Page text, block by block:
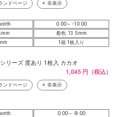
ンドページ 非表示
0.00～ -10.00
着色: 13.5mm
1箱 1枚入り
リーズ 度あり 1枚入 カカオ
1,045 円（税込）
ンドページ 非表示
0.00～ -8.00